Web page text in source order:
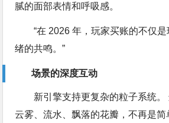
腻的面部表情和呼吸感。
“在 2026 年，玩家买账的不仅
绪的共鸣。”
场景的深度互动
新引擎支持更复杂的粒子系统
云雾、流水、飘落的花瓣，不再是